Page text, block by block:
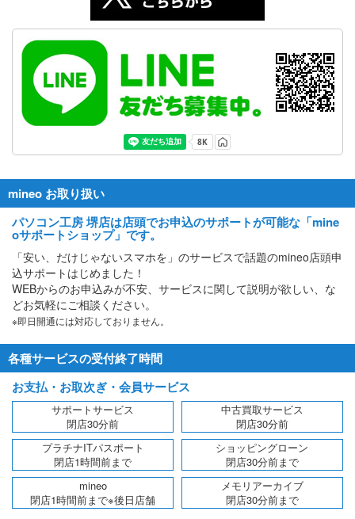
mineo お取り扱い
パソコン工房 堺店は店頭でお申込のサポートが可能な「mine
oサポートショップ」です。
「安い、だけじゃないスマホを」のサービスで話題のmineo店頭申
込サポートはじめました！
WEBからのお申込みが不安、サービスに関して説明が欲しい、な
どお気軽にご相談ください。
※即日開通には対応しておりません。
各種サービスの受付終了時間
お支払・お取次ぎ・会員サービス
サポートサービス
閉店30分前
中古買取サービス
閉店30分前
プラチナITパスポート
閉店1時間前まで
ショッピングローン
閉店30分前まで
mineo
閉店1時間前まで※後日店舗
メモリアーカイブ
閉店30分前まで